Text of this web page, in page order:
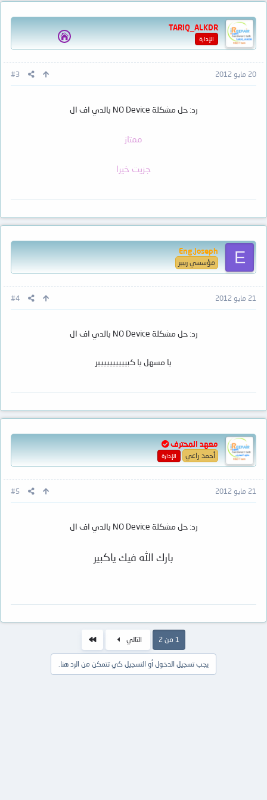
TARIQ_ALKDR
الإدارة
20 مايو 2012 #3
رد: حل مشكلة NO Device بالدي اف ال
ممتاز
جزيت خيرا
E
Eng.Joseph
مؤسسي ريبير
21 مايو 2012 #4
رد: حل مشكلة NO Device بالدي اف ال
يا مسهل يا كبيييييييييير
معهد المحترف
أحمد راعي الإدارة
21 مايو 2012 #5
رد: حل مشكلة NO Device بالدي اف ال
بارك الله فيك ياكبير
1 من 2 التالي
يجب تسجيل الدخول أو التسجيل كي تتمكن من الرد هنا.